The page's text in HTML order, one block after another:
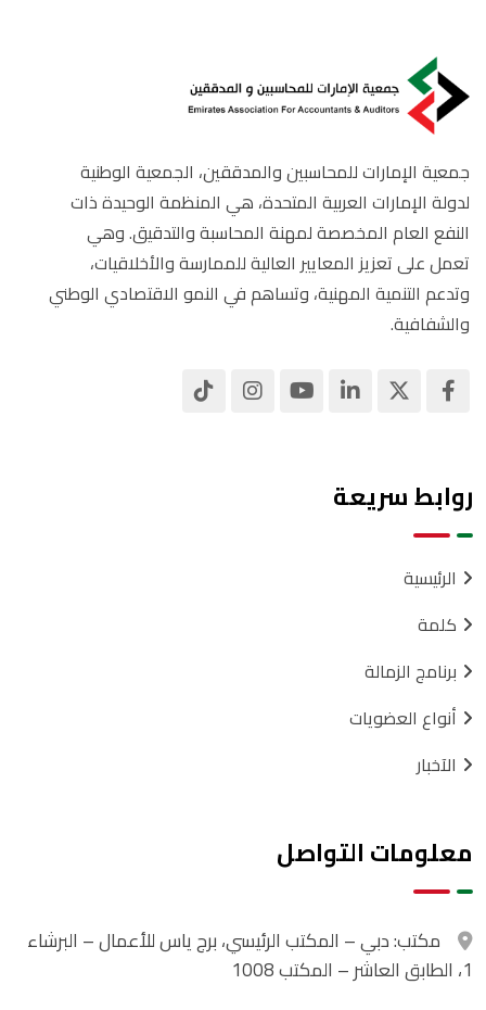
جمعية الإمارات للمحاسبين والمدققين، الجمعية الوطنية
لدولة الإمارات العربية المتحدة، هي المنظمة الوحيدة ذات
النفع العام المخصصة لمهنة المحاسبة والتدقيق. وهي
تعمل على تعزيز المعايير العالية للممارسة والأخلاقيات،
وتدعم التنمية المهنية، وتساهم في النمو الاقتصادي الوطني
والشفافية.
روابط سريعة
الرئيسية
كلمة
برنامج الزمالة
أنواع العضويات
الآخبار
معلومات التواصل
مكتب:دبي – المكتب الرئيسي، برج ياس للأعمال – البرشاء
1، الطابق العاشر – المكتب 1008